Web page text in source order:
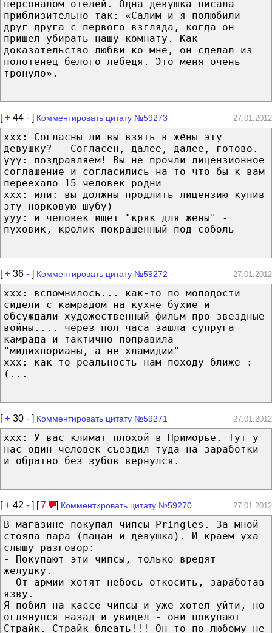
персоналом отелей. Одна девушка писала
приблизительно так: «Салим и я полюбили
друг друга с первого взгляда, когда он
пришел убирать нашу комнату. Как
доказательство любви ко мне, он сделал из
полотенец белого лебедя. Это меня очень
тронуло».
[+ 44 - ] Комментировать цитату №59273 27.01.2012
ххх: Согласны ли вы взять в жёны эту
девушку? - Согласен, далее, далее, готово.
­yyy: поздравляем! Вы не прочли лицензионное
соглашение и согласились на то что бы к вам
переехало 15 человек родни
­xxx: или: вы должны продлить лицензию купив
эту норковую шубу)
­yyy: и человек ищет "кряк для жены" -
пуховик, кролик покрашенный под соболь
[+ 36 - ] Комментировать цитату №59272 27.01.2012
ххх: вспомнилось... как-то по молодости
сидели с камрадом на кухне бухие и
обсуждали художественный фильм про звездные
войны.... через пол часа зашла супруга
камрада и тактично поправила -
"мидихлорианы, а не хламидии"
xxx: как-то реальность нам походу ближе :
(...
[+ 30 - ] Комментировать цитату №59271 27.01.2012
ххх: У вас климат плохой в Приморье. Тут у
нас один человек съездил туда на заработки
и обратно без зубов вернулся.
[+ 42 - ] [7 ] Комментировать цитату №59270 27.01.2012
В магазине покупал чипсы Pringles. За мной
стояла пара (пацан и девушка). И краем уха
слышу разговор:
- Покупают эти чипсы, только вредят
желудку.
- От армии хотят небось откосить, заработав
язву.
Я побил на кассе чипсы и уже хотел уйти, но
оглянулся назад и увидел - они покупают
Страйк. Страйк блеать!!! Он то по-любому не